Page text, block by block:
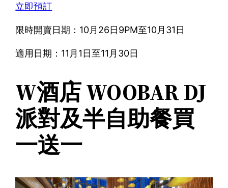
立即預訂
限時開賣日期：10月26日9PM至10月31日
適用日期：11月1日至11月30日
W酒店 WOOBAR DJ
派對及半自助餐買
一送一